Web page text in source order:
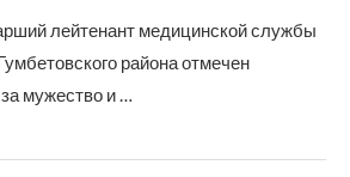
лейтенант медицинской службы
района отмечен
мужество и …